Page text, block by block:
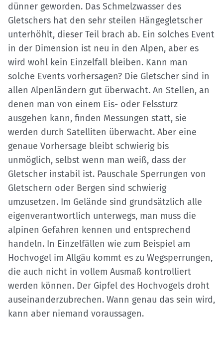
dünner geworden. Das Schmelzwasser des
Gletschers hat den sehr steilen Hängegletscher
unterhöhlt, dieser Teil brach ab. Ein solches Event
in der Dimension ist neu in den Alpen, aber es
wird wohl kein Einzelfall bleiben. Kann man
solche Events vorhersagen? Die Gletscher sind in
allen Alpenländern gut überwacht. An Stellen, an
denen man von einem Eis- oder Felssturz
ausgehen kann, finden Messungen statt, sie
werden durch Satelliten überwacht. Aber eine
genaue Vorhersage bleibt schwierig bis
unmöglich, selbst wenn man weiß, dass der
Gletscher instabil ist. Pauschale Sperrungen von
Gletschern oder Bergen sind schwierig
umzusetzen. Im Gelände sind grundsätzlich alle
eigenverantwortlich unterwegs, man muss die
alpinen Gefahren kennen und entsprechend
handeln. In Einzelfällen wie zum Beispiel am
Hochvogel im Allgäu kommt es zu Wegsperrungen,
die auch nicht in vollem Ausmaß kontrolliert
werden können. Der Gipfel des Hochvogels droht
auseinanderzubrechen. Wann genau das sein wird,
kann aber niemand voraussagen.